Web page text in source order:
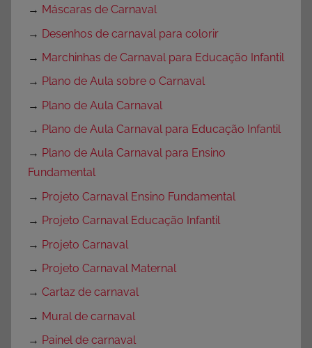
→ Máscaras de Carnaval
→ Desenhos de carnaval para colorir
→ Marchinhas de Carnaval para Educação Infantil
→ Plano de Aula sobre o Carnaval
→ Plano de Aula Carnaval
→ Plano de Aula Carnaval para Educação Infantil
→ Plano de Aula Carnaval para Ensino
Fundamental
→ Projeto Carnaval Ensino Fundamental
→ Projeto Carnaval Educação Infantil
→ Projeto Carnaval
→ Projeto Carnaval Maternal
→ Cartaz de carnaval
→ Mural de carnaval
→ Painel de carnaval